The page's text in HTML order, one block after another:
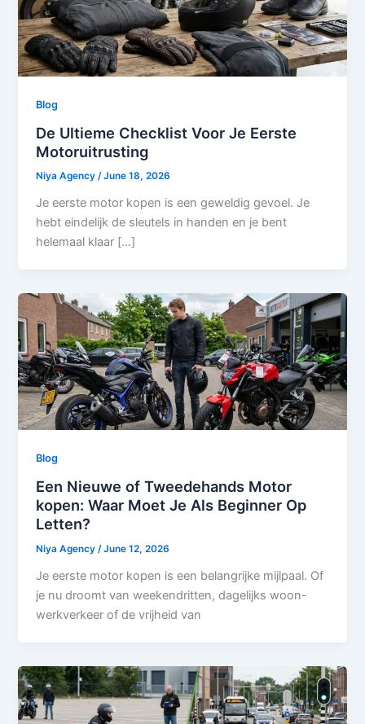
Blog
De Ultieme Checklist Voor Je Eerste
Motoruitrusting
Niya Agency/June 18, 2026
Je eerste motor kopen is een geweldig gevoel. Je
hebt eindelijk de sleutels in handen en je bent
helemaal klaar […]
Blog
Een Nieuwe of Tweedehands Motor
kopen: Waar Moet Je Als Beginner Op
Letten?
Niya Agency /June 12, 2026
Je eerste motor kopen is een belangrijke mijlpaal. Of
je nu droomt van weekendritten, dagelijks woon-
werkverkeer of de vrijheid van